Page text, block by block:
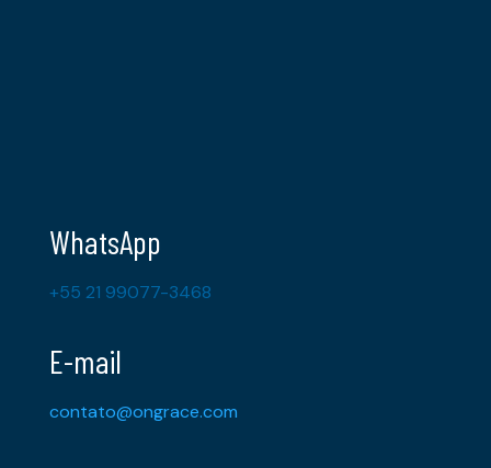
WhatsApp
+55 21 99077-3468
E-mail
contato@ongrace.com